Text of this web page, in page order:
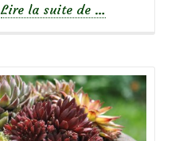
Lire la suite de
désherber?
Mes
vivaces
…